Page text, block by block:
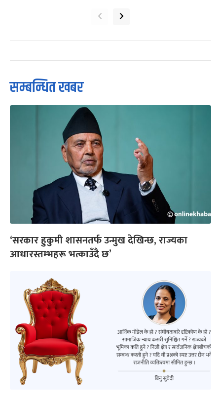
‹ ›
सम्बन्धित खबर
‘सरकार हुकुमी शासनतर्फ उन्मुख देखिन्छ, राज्यका
आधारस्तम्भहरू भत्काउँदै छ’